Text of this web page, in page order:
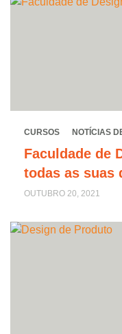
CURSOS NOTÍCIAS
Faculdade de
todas as suas
OUTUBRO 20, 2021